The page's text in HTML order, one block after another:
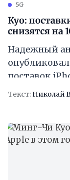
5G
Куо:
снизятся на
Надежный
поставок
проблем с
Текст: Николай